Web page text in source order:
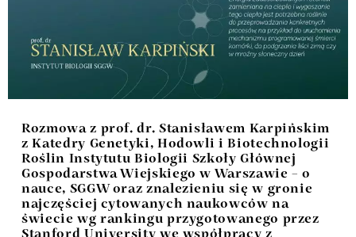
Rozmowa z prof. dr. Stanisławem Karpińskim
z Katedry Genetyki, Hodowli i Biotechnologii
Roślin Instytutu Biologii Szkoły Głównej
Gospodarstwa Wiejskiego w Warszawie – o
nauce, SGGW oraz znalezieniu się w gronie
najczęściej cytowanych naukowców na
świecie wg rankingu przygotowanego przez